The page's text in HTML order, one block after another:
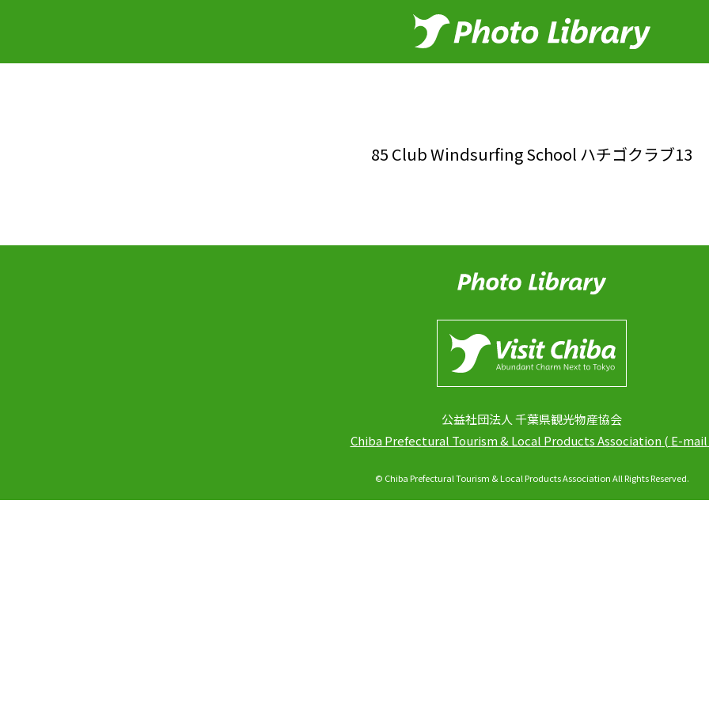
85 Club Windsurfing School ハチゴクラブ13
公益社団法人 千葉県観光物産協会
Chiba Prefectural Tourism & Local Products Association ( E-mail
© Chiba Prefectural Tourism & Local Products Association All Rights Reserved.